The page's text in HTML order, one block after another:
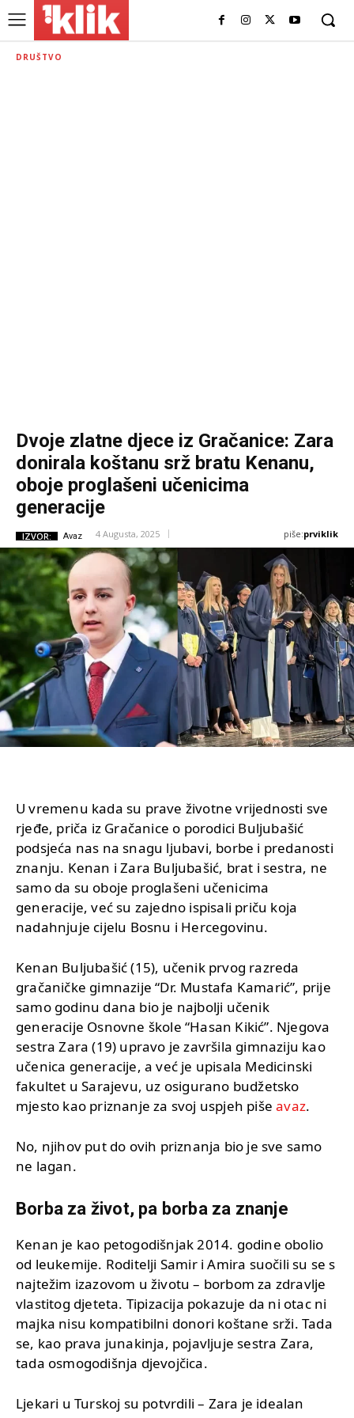
DRUŠTVO
Dvoje zlatne djece iz Gračanice: Zara
donirala koštanu srž bratu Kenanu,
oboje proglašeni učenicima
generacije
IZVOR: Avaz 4 Augusta, 2025 piše:prviklik
U vremenu kada su prave životne vrijednosti sve
rjeđe, priča iz Gračanice o porodici Buljubašić
podsjeća nas na snagu ljubavi, borbe i predanosti
znanju. Kenan i Zara Buljubašić, brat i sestra, ne
samo da su oboje proglašeni učenicima
generacije, već su zajedno ispisali priču koja
nadahnjuje cijelu Bosnu i Hercegovinu.
Kenan Buljubašić (15), učenik prvog razreda
gračaničke gimnazije “Dr. Mustafa Kamarić”, prije
samo godinu dana bio je najbolji učenik
generacije Osnovne škole “Hasan Kikić”. Njegova
sestra Zara (19) upravo je završila gimnaziju kao
učenica generacije, a već je upisala Medicinski
fakultet u Sarajevu, uz osigurano budžetsko
mjesto kao priznanje za svoj uspjeh pišeavaz.
No, njihov put do ovih priznanja bio je sve samo
ne lagan.
Borba za život, pa borba za znanje
Kenan je kao petogodišnjak 2014. godine obolio
od leukemije. Roditelji Samir i Amira suočili su se s
najtežim izazovom u životu – borbom za zdravlje
vlastitog djeteta. Tipizacija pokazuje da ni otac ni
majka nisu kompatibilni donori koštane srži. Tada
se, kao prava junakinja, pojavljuje sestra Zara,
tada osmogodišnja djevojčica.
Ljekari u Turskoj su potvrdili – Zara je idealan